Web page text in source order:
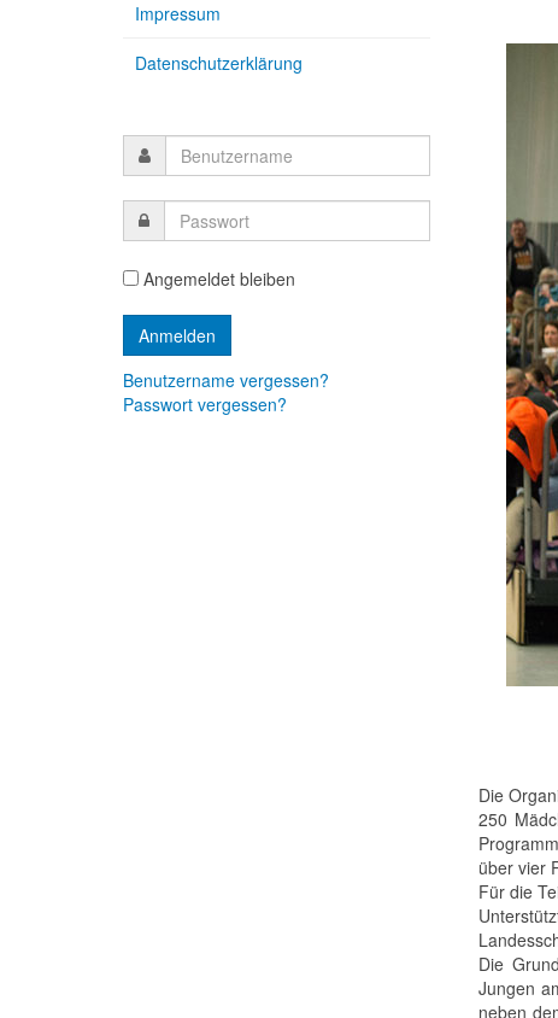
Die
250
über vier
Für die
Die
Jungen
neben
Impressum
Datenschutzerklärung
Angemeldet bleiben
Benutzername vergessen?
Passwort vergessen?